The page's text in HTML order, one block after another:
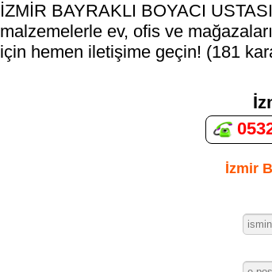
İZMİR BAYRAKLI BOYACI
malzemelerle ev, ofis ve
için hemen iletişime geçin! (181
İzmir